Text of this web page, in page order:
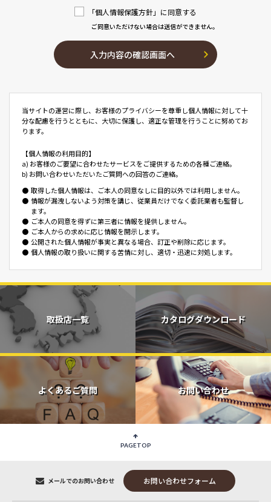
「個人情報保護方針」に同意する
ご同意いただけない場合は送信ができません。
入力内容の確認画面へ
当サイトの運営に際し、お客様のプライバシーを尊重し個人情報に対して十
分な配慮を行うとともに、大切に保護し、適正な管理を行うことに努めてお
ります。
【個人情報の利用目的】
a) お客様のご要望に合わせたサービスをご提供するための各種ご連絡。
b) お問い合わせいただいたご質問への回答のご連絡。
● 取得した個人情報は、ご本人の同意なしに目的以外では利用しません。
● 情報が漏洩しないよう対策を講じ、従業員だけでなく委託業者も監督し
ます。
● ご本人の同意を得ずに第三者に情報を提供しません。
● ご本人からの求めに応じ情報を開示します。
● 公開された個人情報が事実と異なる場合、訂正や削除に応じます。
● 個人情報の取り扱いに関する苦情に対し、適切・迅速に対処します。
取扱店一覧 カタログダウンロード
よくあるご質問 お問い合わせ
PAGETOP
メールでのお問い合わせ お問い合わせフォーム